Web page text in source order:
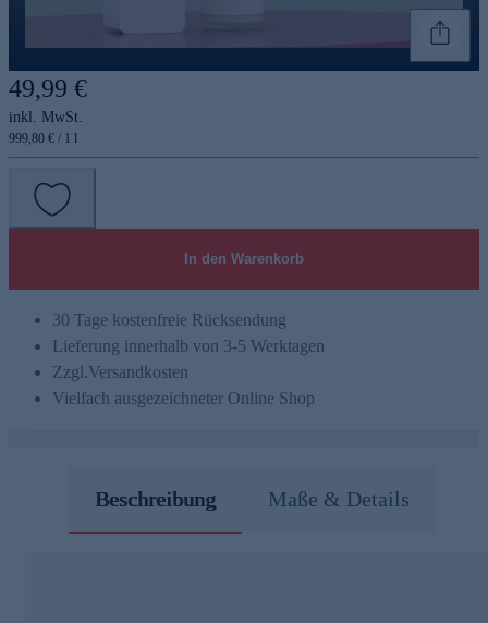
49,99 €
inkl. MwSt.
999,80 € / 1 l
In den Warenkorb
30 Tage kostenfreie Rücksendung
Lieferung innerhalb von 3-5 Werktagen
Zzgl.Versandkosten
Vielfach ausgezeichneter Online Shop
Beschreibung Maße & Details